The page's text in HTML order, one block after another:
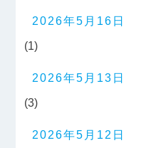
2026年5月16日
(1)
2026年5月13日
(3)
2026年5月12日